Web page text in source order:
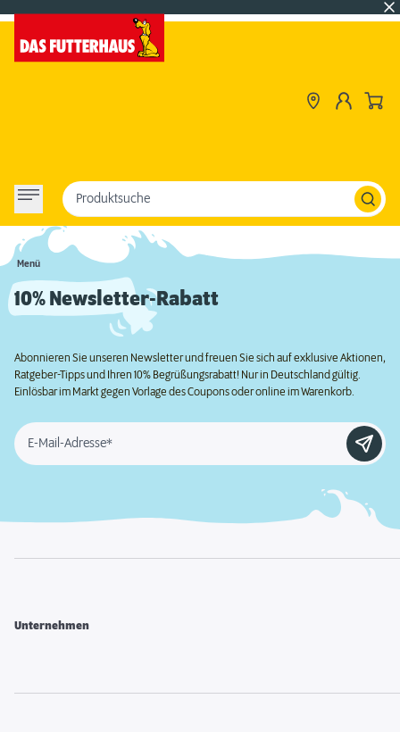
Menü
Produktsuche
10% Newsletter-Rabatt
Abonnieren Sie unseren Newsletter und freuen Sie sich auf exklusive Aktionen,
Ratgeber-Tipps und Ihren 10% Begrüßungsrabatt! Nur in Deutschland gültig.
Einlösbar im Markt gegen Vorlage des Coupons oder online im Warenkorb.
E-Mail-Adresse*
Unternehmen